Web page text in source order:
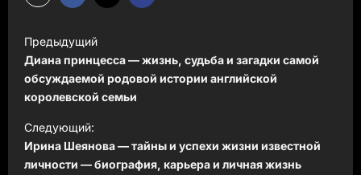
Н
а
в
и
г
а
Предыдущий
Диана принцесса — жизнь, судьба и загадки самой
обсуждаемой родовой истории английской
королевской семьи
Следующий:
Ирина Шеянова — тайны и успехи жизни известной
личности — биография, карьера и личная жизнь